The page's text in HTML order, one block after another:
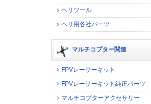
ヘリツール
ヘリ用各社パーツ
マルチコプター関連
FPVレーサーキット
FPVレーサーキット純正パーツ
マルチコプターアクセサリー